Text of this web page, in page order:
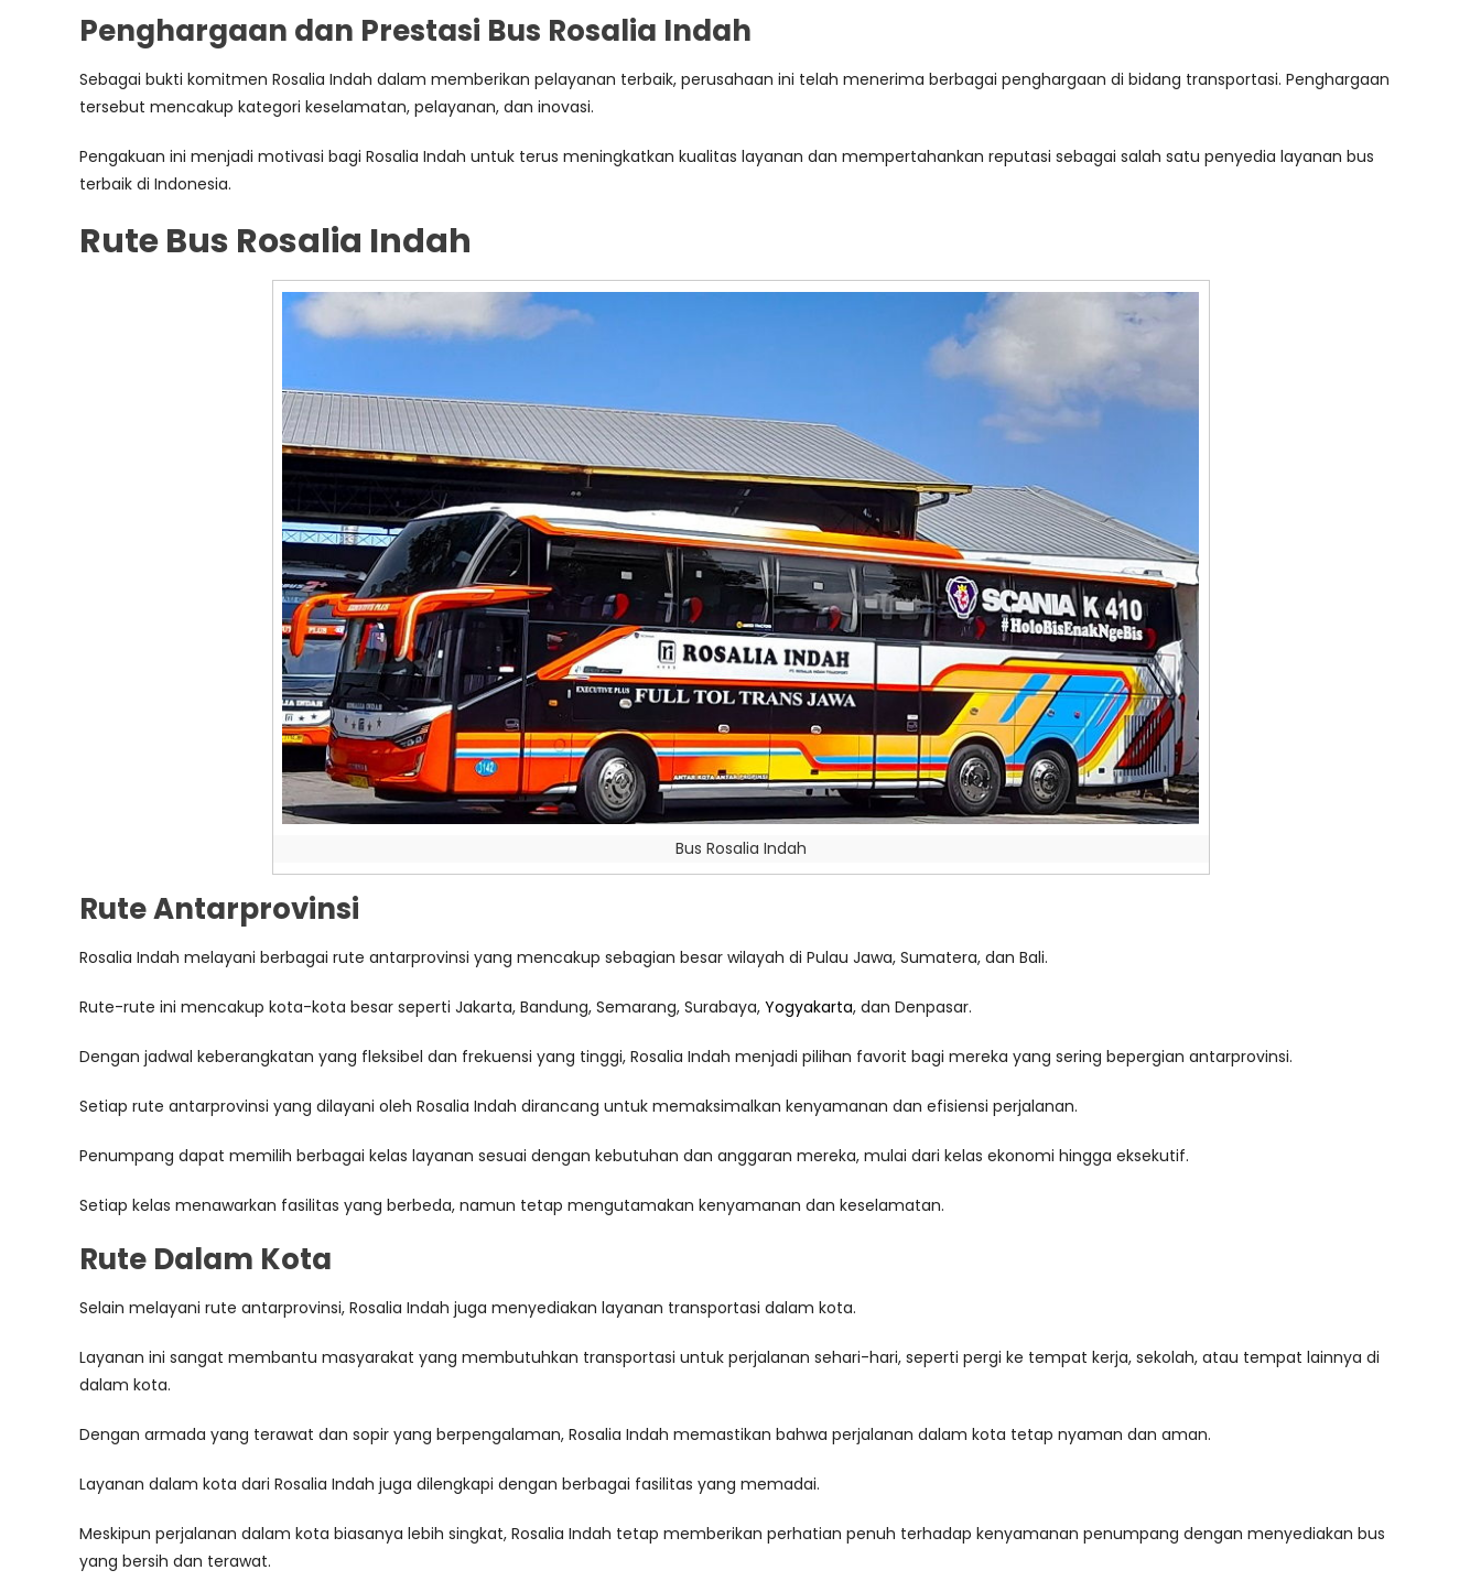
Penghargaan dan Prestasi Bus Rosalia Indah
Sebagai bukti komitmen Rosalia Indah dalam memberikan pelayanan terbaik, perusahaan ini telah menerima berbagai penghargaan di bidang transportasi. Penghargaan
tersebut mencakup kategori keselamatan, pelayanan, dan inovasi.
Pengakuan ini menjadi motivasi bagi Rosalia Indah untuk terus meningkatkan kualitas layanan dan mempertahankan reputasi sebagai salah satu penyedia layanan bus
terbaik di Indonesia.
Rute Bus Rosalia Indah
Bus Rosalia Indah
Rute Antarprovinsi
Rosalia Indah melayani berbagai rute antarprovinsi yang mencakup sebagian besar wilayah di Pulau Jawa, Sumatera, dan Bali.
Rute-rute ini mencakup kota-kota besar seperti Jakarta, Bandung, Semarang, Surabaya, Yogyakarta, dan Denpasar.
Dengan jadwal keberangkatan yang fleksibel dan frekuensi yang tinggi, Rosalia Indah menjadi pilihan favorit bagi mereka yang sering bepergian antarprovinsi.
Setiap rute antarprovinsi yang dilayani oleh Rosalia Indah dirancang untuk memaksimalkan kenyamanan dan efisiensi perjalanan.
Penumpang dapat memilih berbagai kelas layanan sesuai dengan kebutuhan dan anggaran mereka, mulai dari kelas ekonomi hingga eksekutif.
Setiap kelas menawarkan fasilitas yang berbeda, namun tetap mengutamakan kenyamanan dan keselamatan.
Rute Dalam Kota
Selain melayani rute antarprovinsi, Rosalia Indah juga menyediakan layanan transportasi dalam kota.
Layanan ini sangat membantu masyarakat yang membutuhkan transportasi untuk perjalanan sehari-hari, seperti pergi ke tempat kerja, sekolah, atau tempat lainnya di
dalam kota.
Dengan armada yang terawat dan sopir yang berpengalaman, Rosalia Indah memastikan bahwa perjalanan dalam kota tetap nyaman dan aman.
Layanan dalam kota dari Rosalia Indah juga dilengkapi dengan berbagai fasilitas yang memadai.
Meskipun perjalanan dalam kota biasanya lebih singkat, Rosalia Indah tetap memberikan perhatian penuh terhadap kenyamanan penumpang dengan menyediakan bus
yang bersih dan terawat.